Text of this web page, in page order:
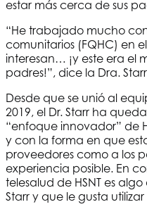
estar más cerca de sus
“He trabajado mucho
comunitarios (FQHC) en
interesan… ¡y este era el
padres!”, dice la Dra.
Desde que se unió al
2019, el Dr. Starr ha
“enfoque innovador” de
y con la forma en que
proveedores como a los
experiencia posible. En
telesalud de HSNT es algo
Starr y que le gusta